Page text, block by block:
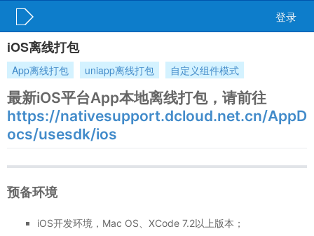
登录
iOS离线打包
App离线打包 uniapp离线打包 自定义组件模式
最新iOS平台App本地离线打包，请前往
https://nativesupport.dcloud.net.cn/AppD
ocs/usesdk/ios
预备环境
iOS开发环境，Mac OS、XCode 7.2以上版本；